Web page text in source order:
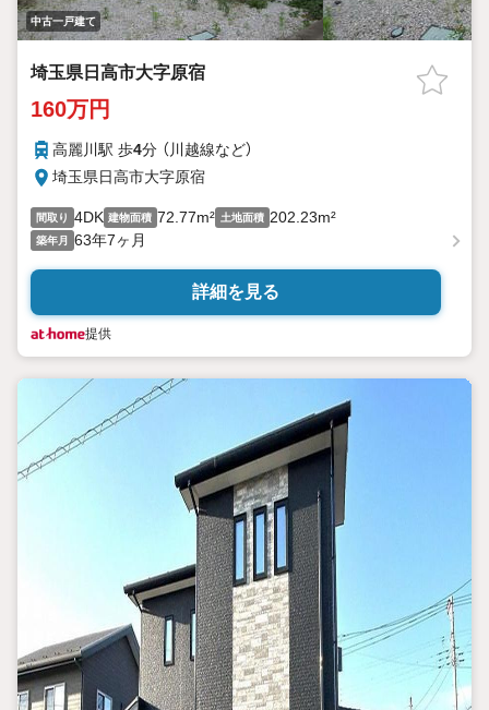
中古一戸建て
埼玉県日高市大字原宿
160万円
高麗川駅 歩4分 （川越線など）
埼玉県日高市大字原宿
間取り 4DK 建物面積 72.77m² 土地面積 202.23m²
築年月 63年7ヶ月
詳細を見る
提供